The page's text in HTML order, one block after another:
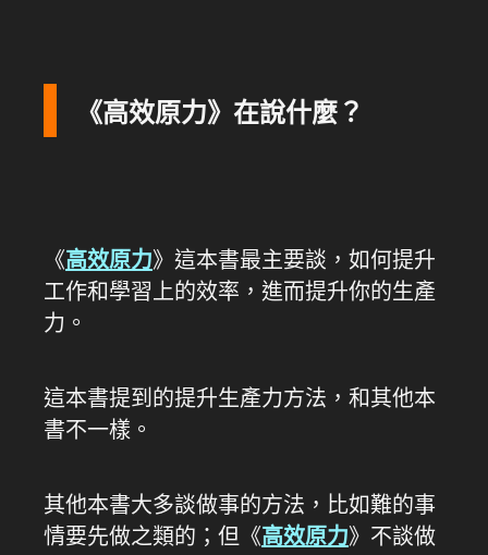
《高效原力》在說什麼？
《高效原力》這本書最主要談，如何提升
工作和學習上的效率，進而提升你的生產
力。
這本書提到的提升生產力方法，和其他本
書不一樣。
其他本書大多談做事的方法，比如難的事
情要先做之類的；但《高效原力》不談做